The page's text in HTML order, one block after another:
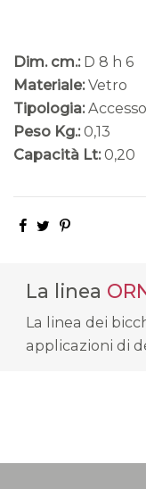
Dim. cm.: D 8 h 6
Materiale: Vetro
Tipologia:
Peso Kg.: 0,13
Capacità Lt: 0,20
La linea
La linea dei
applicazioni di